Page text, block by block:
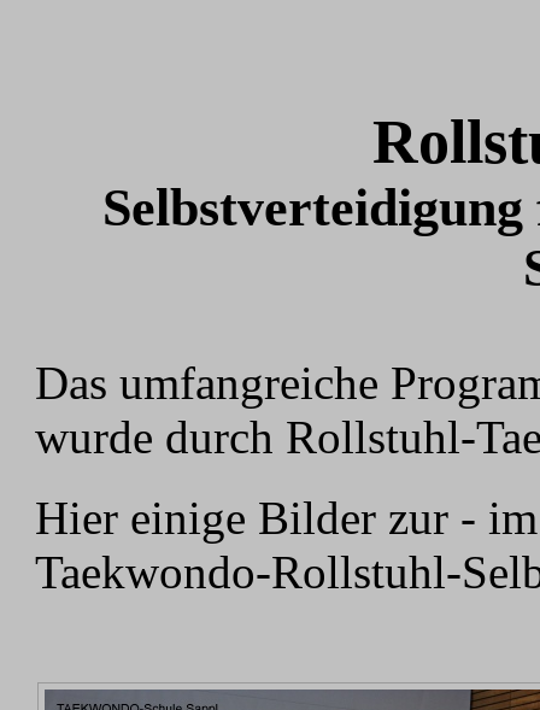
Das umfangreiche
wurde durch Rollstuhl-
Hier einige Bilder zur -
Taekwondo-Rollstuhl-